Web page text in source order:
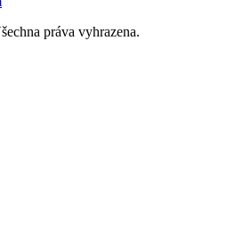
práva vyhrazena.